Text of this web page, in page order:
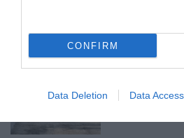
CONFIRM
Data Deletion Data Access
ÖS FŐÚTON
2026.